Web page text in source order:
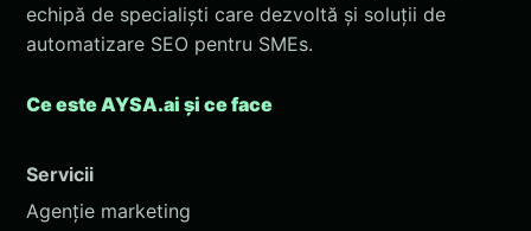
echipă de specialiști care dezvoltă și soluții de
automatizare SEO pentru SMEs.
Ce este AYSA.ai și ce face
Servicii
Agenție marketing